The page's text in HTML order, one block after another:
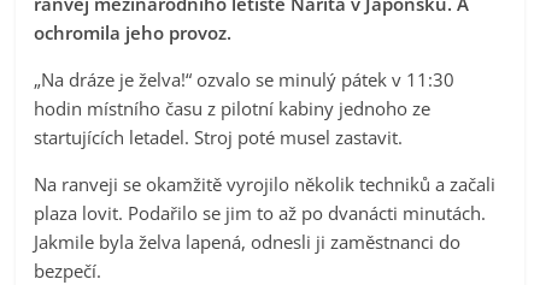
ochromila jeho provoz.
„Na dráze je želva!“ ozvalo se minulý pátek v 11:30
hodin místního času z pilotní kabiny jednoho ze
startujících letadel. Stroj poté musel zastavit.
Na ranveji se okamžitě vyrojilo několik techniků a začali
plaza lovit. Podařilo se jim to až po dvanácti minutách.
Jakmile byla želva lapená, odnesli ji zaměstnanci do
bezpečí.